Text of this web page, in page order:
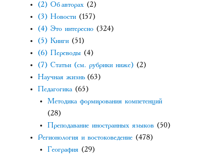
(2) Об авторах(2)
(3) Новости(157)
(4) Это интересно(324)
(5) Книги(51)
(6) Переводы(4)
(7) Статьи (см. рубрики ниже)(2)
Научная жизнь(63)
Педагогика(65)
Методика формирования компетенций
(28)
Преподавание иностранных языков(50)
Регионология и востоковедение(478)
География(29)